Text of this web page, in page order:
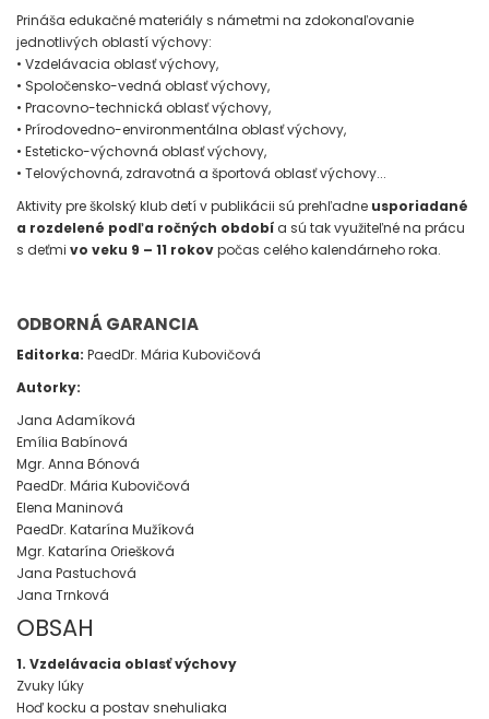
Prináša edukačné materiály s námetmi na zdokonaľovanie
jednotlivých oblastí výchovy:
• Vzdelávacia oblasť výchovy,
• Spoločensko-vedná oblasť výchovy,
• Pracovno-technická oblasť výchovy,
• Prírodovedno-environmentálna oblasť výchovy,
• Esteticko-výchovná oblasť výchovy,
• Telovýchovná, zdravotná a športová oblasť výchovy...
Aktivity pre školský klub detí v publikácii sú prehľadne usporiadané
a rozdelené podľa ročných obdobía sú tak využiteľné na prácu
s deťmi vo veku 9 – 11 rokovpočas celého kalendárneho roka.
ODBORNÁ GARANCIA
Editorka: PaedDr. Mária Kubovičová
Autorky:
Jana Adamíková
Emília Babínová
Mgr. Anna Bónová
PaedDr. Mária Kubovičová
Elena Maninová
PaedDr. Katarína Mužíková
Mgr. Katarína Oriešková
Jana Pastuchová
Jana Trnková
OBSAH
1. Vzdelávacia oblasť výchovy
Zvuky lúky
Hoď kocku a postav snehuliaka